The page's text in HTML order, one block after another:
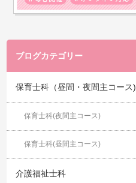
ブログカテゴリー
保育士科（昼間・夜間主コース)
保育士科(夜間主コース)
保育士科(昼間主コース)
介護福祉士科